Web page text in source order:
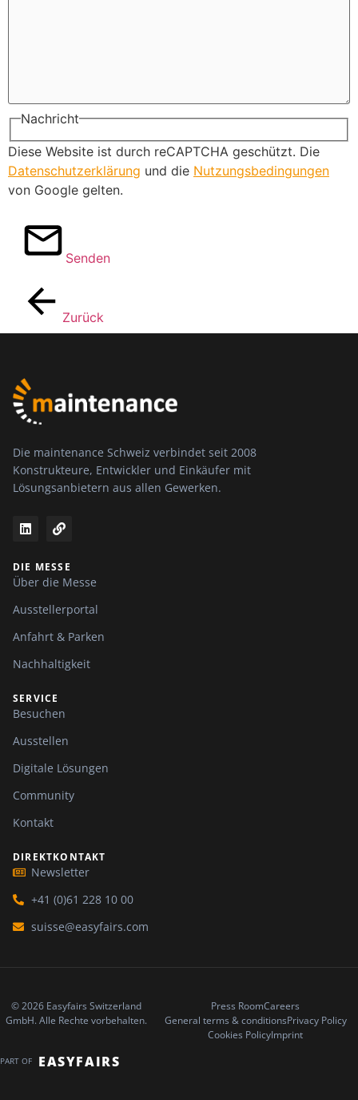
Nachricht
Diese Website ist durch reCAPTCHA geschützt. Die
Datenschutzerklärung und die Nutzungsbedingungen
von Google gelten.
Senden
Zurück
Die maintenance Schweiz verbindet seit 2008
Konstrukteure, Entwickler und Einkäufer mit
Lösungsanbietern aus allen Gewerken.
DIE MESSE
Über die Messe
Ausstellerportal
Anfahrt & Parken
Nachhaltigkeit
SERVICE
Besuchen
Ausstellen
Digitale Lösungen
Community
Kontakt
DIREKTKONTAKT
Newsletter
+41 (0)61 228 10 00
suisse@easyfairs.com
© 2026 Easyfairs Switzerland
GmbH. Alle Rechte vorbehalten.
Press RoomCareers
General terms & conditionsPrivacy Policy
Cookies PolicyImprint
PART OF EASYFAIRS